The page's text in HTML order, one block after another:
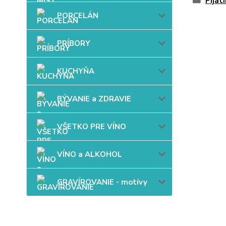
PORCELÁN
PRÍBORY
KUCHYŇA
BÝVANIE a ZDRAVIE
VŠETKO PRE VÍNO
VÍNO a ALKOHOL
GRAVÍROVANIE - motívy